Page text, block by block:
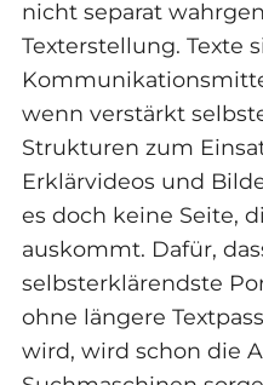
nicht separat
Texterstellung. Texte
wenn verstärkt
Strukturen zum
Erklärvideos und
es doch keine Seite,
auskommt. Dafür,
selbsterklärendste
ohne längere
wird, wird schon die